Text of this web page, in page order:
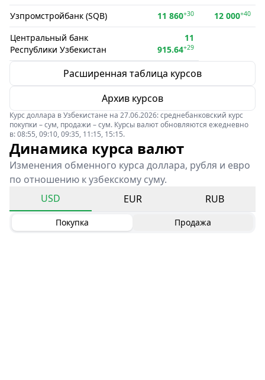
Узпромстройбанк (SQB) 11 860+30 12 000+40
Центральный банк
Республики Узбекистан
11
915.64+29
Расширенная таблица курсов
Архив курсов
Курс доллара в Узбекистане на 27.06.2026: среднебанковский курс
покупки – сум, продажи – сум. Курсы валют обновляются ежедневно
в: 08:55, 09:10, 09:35, 11:15, 15:15.
Динамика курса валют
Изменения обменного курса доллара, рубля и евро
по отношению к узбекскому суму.
USD
EUR RUB
Покупка Продажа